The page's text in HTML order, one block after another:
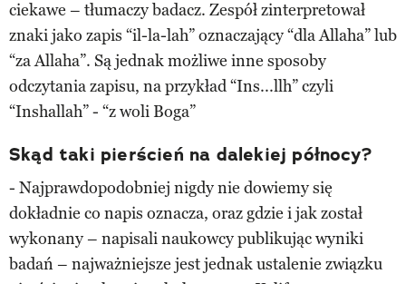
ciekawe – tłumaczy badacz. Zespół zinterpretował
znaki jako zapis “il-la-lah” oznaczający “dla Allaha” lub
“za Allaha”. Są jednak możliwe inne sposoby
odczytania zapisu, na przykład “Ins...llh” czyli
“Inshallah” - “z woli Boga”
Skąd taki pierścień na dalekiej północy?
- Najprawdopodobniej nigdy nie dowiemy się
dokładnie co napis oznacza, oraz gdzie i jak został
wykonany – napisali naukowcy publikując wyniki
badań – najważniejsze jest jednak ustalenie związku